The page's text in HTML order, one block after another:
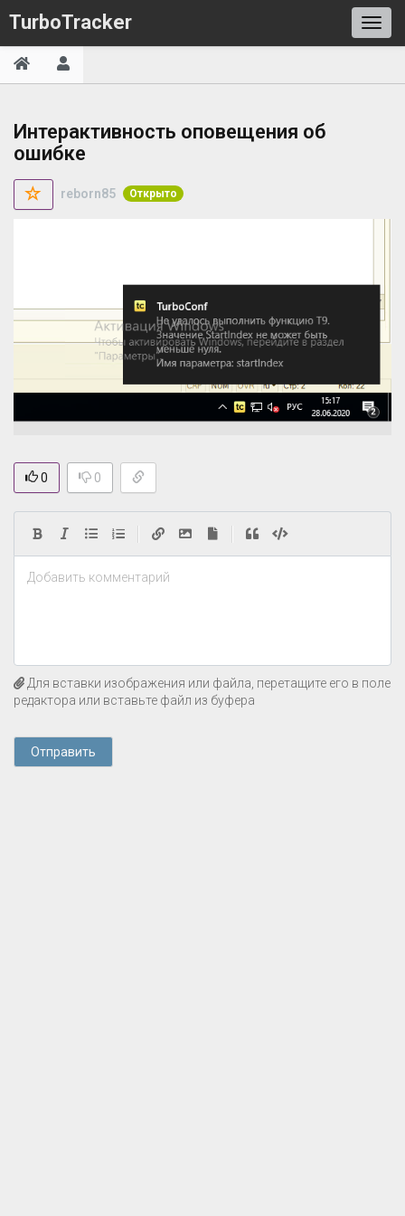
TurboTracker
Интерактивность оповещения об
ошибке
reborn85 Открыто
0 0
Добавить комментарий
Для вставки изображения или файла, перетащите его в поле
редактора или вставьте файл из буфера